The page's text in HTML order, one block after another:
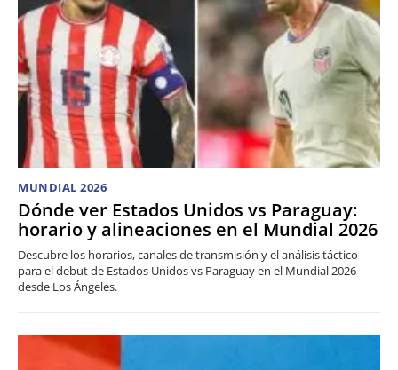
MUNDIAL 2026
Dónde ver Estados Unidos vs Paraguay:
horario y alineaciones en el Mundial 2026
Descubre los horarios, canales de transmisión y el análisis táctico
para el debut de Estados Unidos vs Paraguay en el Mundial 2026
desde Los Ángeles.